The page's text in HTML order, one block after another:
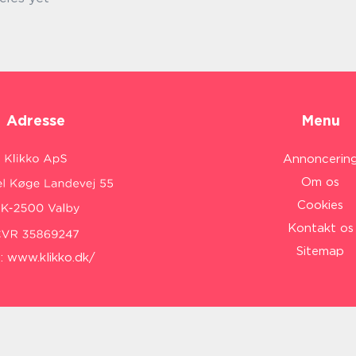
Adresse
www.klikko.dk/
Menu
Om os
Cookies
Kontakt os
Sitemap